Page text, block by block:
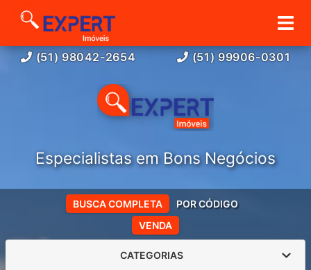
(51) 98042-2654 (51) 99906-0301
Especialistas em Bons Negócios
VENDA
BUSCA COMPLETA POR CÓDIGO
CATEGORIAS